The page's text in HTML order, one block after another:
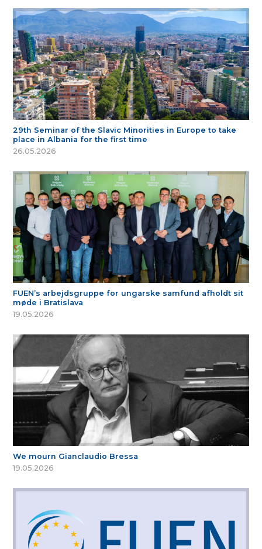
29th Seminar of the Slavic Minorities in Europe to take
place in Albania for the first time
26.05.2026
FUEN’s arbejdsgruppe for ungarske samfund afholdt sit
møde i Bratislava
19.05.2026
We mourn Gianclaudio Bressa
19.05.2026